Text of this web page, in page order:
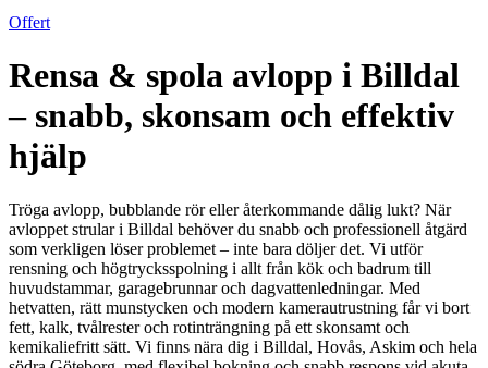
Offert
Rensa & spola avlopp i Billdal
– snabb, skonsam och effektiv
hjälp
Tröga avlopp, bubblande rör eller återkommande dålig lukt? När
avloppet strular i Billdal behöver du snabb och professionell åtgärd
som verkligen löser problemet – inte bara döljer det. Vi utför
rensning och högtrycksspolning i allt från kök och badrum till
huvudstammar, garagebrunnar och dagvattenledningar. Med
hetvatten, rätt munstycken och modern kamerautrustning får vi bort
fett, kalk, tvålrester och rotinträngning på ett skonsamt och
kemikaliefritt sätt. Vi finns nära dig i Billdal, Hovås, Askim och hela